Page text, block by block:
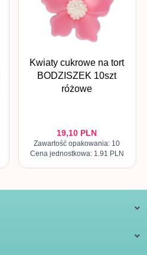
Kwiaty cukrowe na tort
BODZISZEK 10szt
różowe
19,10 PLN
Zawartość opakowania: 10
Cena jednostkowa: 1.91 PLN